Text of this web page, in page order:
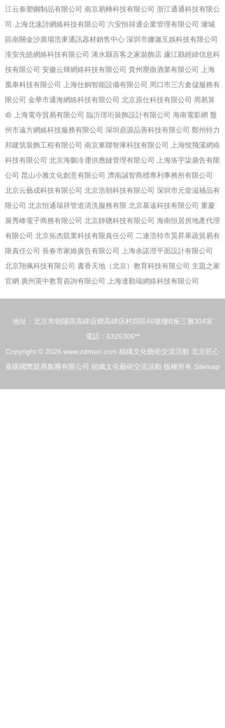
江云泰塑鋼制品有限公司 南京易轉科技有限公司 浙江通通科技有限公
司
上海北速詩網絡科技有限公司 六安恒得通企業管理有限公司 濰城
區南關金沙廣場浩東通訊器材銷售中心 深圳市娜迦互娛科技有限公司
淮安先皓網絡科技有限公司 浠水縣百客之家裝飾店 廬江縣經緯信息科
技有限公司 安徽云輝網絡科技有限公司 貴州塵曲酒業有限公司
上海
凰奉科技有限公司
上海仕銅智能設備有限公司
周口市三方倉儲服務有
限公司 金華市通海網絡科技有限公司 北京原仕科技有限公司
周易算
命
上海電寺貿易有限公司 臨沂璟珩裝飾設計有限公司 海南電影網 盤
州市遠方網絡科技服務有限公司 深圳鼎源品善科技有限公司 鄭州特力
邦建筑裝飾工程有限公司 南京東聯智庫科技有限公司
上海悅飛溪網絡
科技有限公司 北京海鵬冷運供應鏈管理有限公司
上海洛宇柒廣告有限
公司 昆山小雅文化創意有限公司 濟南誠智商標專利事務所有限公司
北京云藝成科技有限公司 北京浩朝科技有限公司 深圳市元壹滋補品有
限公司 北京恒通瑞祥管道清洗服務有限 北京慕遠科技有限公司 重慶
展秀峰電子商務有限公司 北京靜聰科技有限公司 海南恒居房地產代理
有限公司 北京拓杰凱業科技有限責任公司 二連浩特市昊昇果蔬貿易有
限責任公司 長春市家維廣告有限公司
上海余諾澄平面設計有限公司
北京翔佩科技有限公司 書香天地（北京）教育科技有限公司 主題之家
官網 廣州英中教育咨詢有限公司 上海達勤瑞網絡科技有限公司
地址：北京市朝陽區高碑店鄉高碑店村四區46號樓B座三層304室
電話：6326306**
Copyright © 2026 www.zdman.com 組織文化藝術交流活動 北京匠心
喜購國際貿易集團有限公司 組織文化藝術交流活動 版權所有 Sitemap